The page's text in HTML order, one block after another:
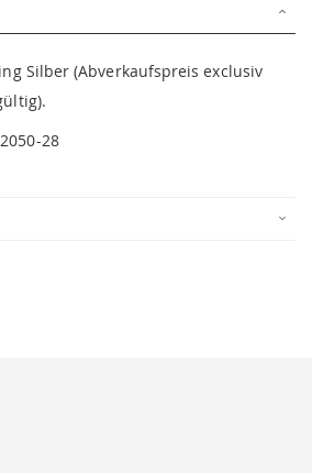
Silber (Abverkaufspreis exclusiv
28